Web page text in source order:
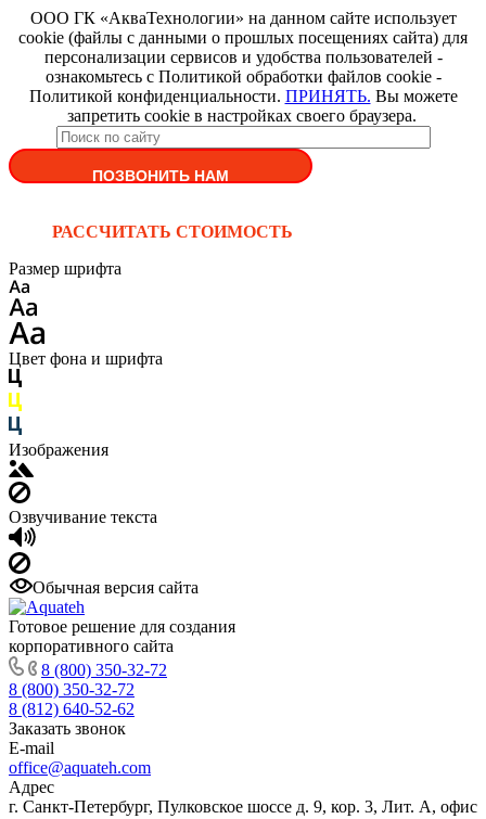
ООО ГК «АкваТехнологии» на данном сайте использует
cookie (файлы с данными о прошлых посещениях сайта) для
персонализации сервисов и удобства пользователей -
ознакомьтесь с Политикой обработки файлов cookie -
Политикой конфиденциальности. ПРИНЯТЬ. Вы можете
запретить cookie в настройках своего браузера.
ПОЗВОНИТЬ НАМ
РАССЧИТАТЬ СТОИМОСТЬ
Размер шрифта
Цвет фона и шрифта
Изображения
Озвучивание текста
Обычная версия сайта
Готовое решение для создания
корпоративного сайта
8 (800) 350-32-72
8 (800) 350-32-72
8 (812) 640-52-62
Заказать звонок
E-mail
office@aquateh.com
Адрес
г. Санкт-Петербург, Пулковское шоссе д. 9, кор. 3, Лит. А, офис